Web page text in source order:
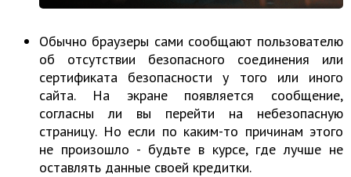
Обычно браузеры сами сообщают пользователю
об отсутствии безопасного соединения или
сертификата безопасности у того или иного
сайта. На экране появляется сообщение,
согласны ли вы перейти на небезопасную
страницу. Но если по каким-то причинам этого
не произошло - будьте в курсе, где лучше не
оставлять данные своей кредитки.